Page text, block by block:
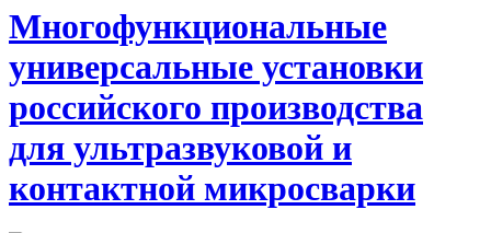
Многофункциональные
универсальные установки
российского производства
для ультразвуковой и
контактной микросварки